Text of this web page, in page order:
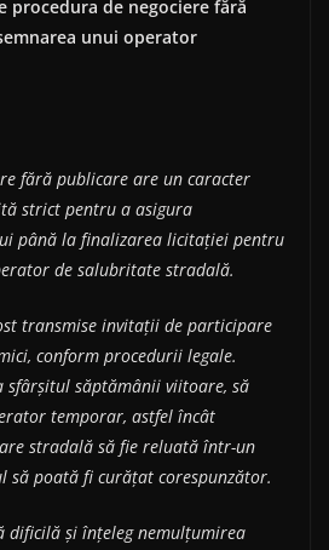
procedura de negociere fără
unui operator
fără publicare are un caracter
strict pentru a asigura
până la finalizarea licitației pentru
de salubritate stradală.
transmise invitații de participare
conform procedurii legale.
sfârșitul săptămânii viitoare, să
temporar, astfel încât
stradală să fie reluată într-un
poată fi curățat corespunzător.
dificilă și înțeleg nemulțumirea